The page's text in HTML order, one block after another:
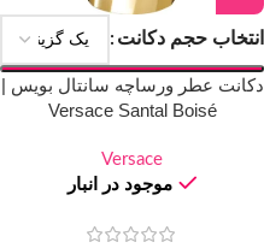
انتخاب حجم دکانت
دکانت عطر ورساچه سانتال بویس |
Versace Santal Boisé
Versace
موجود در انبار